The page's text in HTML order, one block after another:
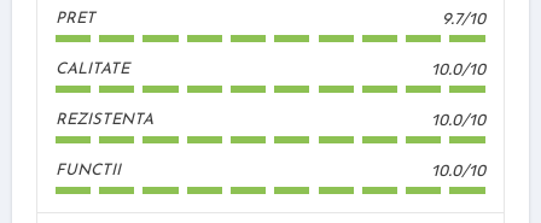
PRET 9.7/10
CALITATE 10.0/10
REZISTENTA 10.0/10
FUNCTII 10.0/10